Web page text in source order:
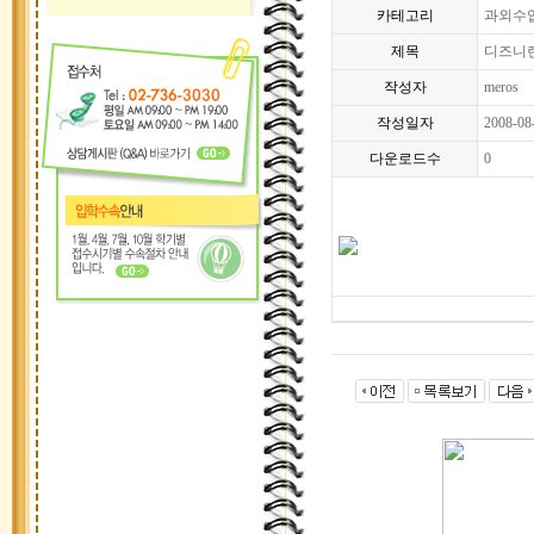
카테고리 과외수
제목 디즈니
작성자 meros
작성일자 2008-
다운로드수 0